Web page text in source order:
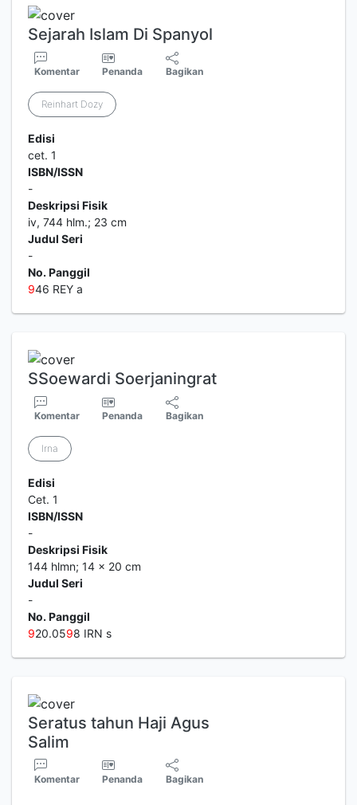
Sejarah Islam Di Spanyol
Komentar Penanda Bagikan
Reinhart Dozy
Edisi
cet. 1
ISBN/ISSN
-
Deskripsi Fisik
iv, 744 hlm.; 23 cm
Judul Seri
-
No. Panggil
946 REY a
SSoewardi Soerjaningrat
Komentar Penanda Bagikan
Irna
Edisi
Cet. 1
ISBN/ISSN
-
Deskripsi Fisik
144 hlmn; 14 x 20 cm
Judul Seri
-
No. Panggil
920.0598 IRN s
Seratus tahun Haji Agus
Salim
Komentar Penanda Bagikan